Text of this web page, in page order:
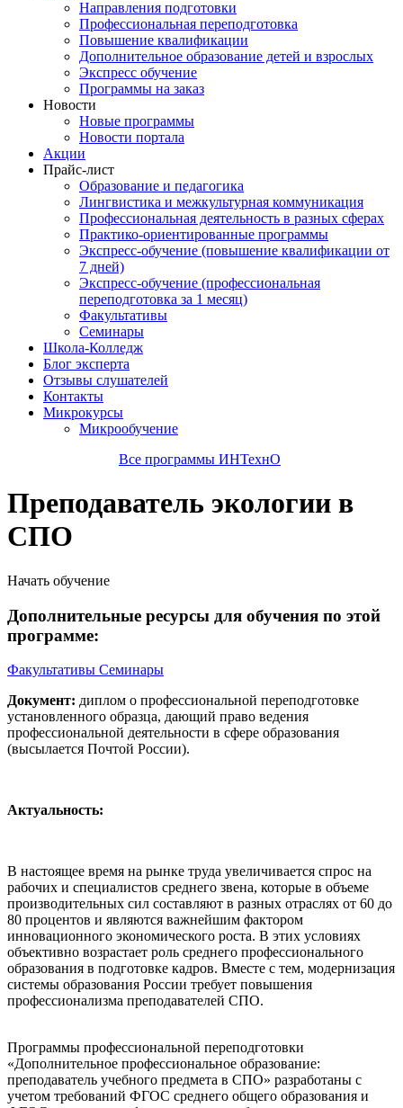
Направления подготовки
Профессиональная переподготовка
Повышение квалификации
Дополнительное образование детей и взрослых
Экспресс обучение
Программы на заказ
Новости
Новые программы
Новости портала
Акции
Прайс-лист
Образование и педагогика
Лингвистика и межкультурная коммуникация
Профессиональная деятельность в разных сферах
Практико-ориентированные программы
Экспресс-обучение (повышение квалификации от
7 дней)
Экспресс-обучение (профессиональная
переподготовка за 1 месяц)
Факультативы
Семинары
Школа-Колледж
Блог эксперта
Отзывы слушателей
Контакты
Микрокурсы
Микрообучение
Все программы ИНТехнО
Преподаватель экологии в
СПО
Начать обучение
Дополнительные ресурсы для обучения по этой
программе:
Факультативы Семинары
Документ: диплом о профессиональной переподготовке
установленного образца, дающий право ведения
профессиональной деятельности в сфере образования
(высылается Почтой России).
Актуальность:
В настоящее время на рынке труда увеличивается спрос на
рабочих и специалистов среднего звена, которые в объеме
производительных сил составляют в разных отраслях от 60 до
80 процентов и являются важнейшим фактором
инновационного экономического роста. В этих условиях
объективно возрастает роль среднего профессионального
образования в подготовке кадров. Вместе с тем, модернизация
системы образования России требует повышения
профессионализма преподавателей СПО.
Программы профессиональной переподготовки
«Дополнительное профессиональное образование:
преподаватель учебного предмета в СПО» разработаны с
учетом требований ФГОС среднего общего образования и